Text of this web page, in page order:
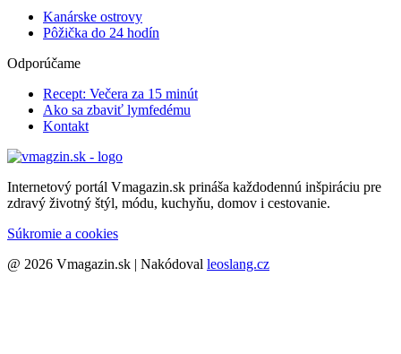
Kanárske ostrovy
Pôžička do 24 hodín
Odporúčame
Recept: Večera za 15 minút
Ako sa zbaviť lymfedému
Kontakt
Internetový portál Vmagazin.sk prináša každodennú inšpiráciu pre
zdravý životný štýl, módu, kuchyňu, domov i cestovanie.
Súkromie a cookies
@ 2026 Vmagazin.sk | Nakódoval leoslang.cz